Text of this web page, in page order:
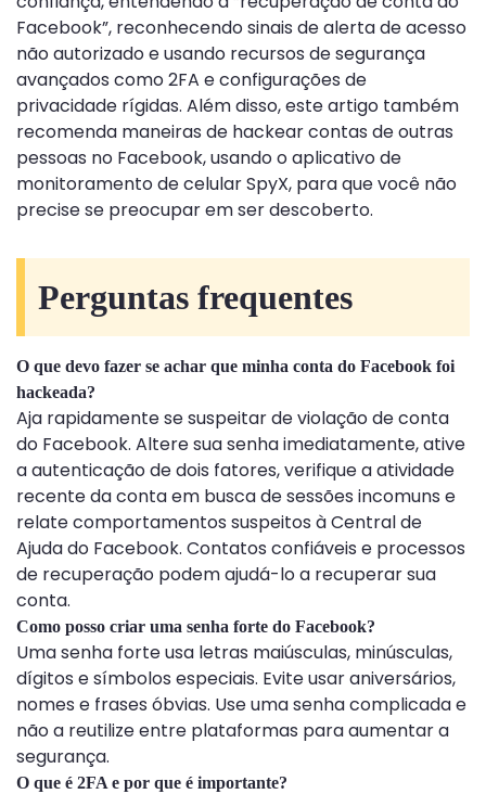
Facebook”, reconhecendo sinais de alerta de acesso
não autorizado e usando recursos de segurança
avançados como 2FA e configurações de
privacidade rígidas. Além disso, este artigo também
recomenda maneiras de hackear contas de outras
pessoas no Facebook, usando o aplicativo de
monitoramento de celular SpyX, para que você não
precise se preocupar em ser descoberto.
Perguntas frequentes
O que devo fazer se achar que minha conta do Facebook foi
hackeada?
Aja rapidamente se suspeitar de violação de conta
do Facebook. Altere sua senha imediatamente, ative
a autenticação de dois fatores, verifique a atividade
recente da conta em busca de sessões incomuns e
relate comportamentos suspeitos à Central de
Ajuda do Facebook. Contatos confiáveis ​​e processos
de recuperação podem ajudá-lo a recuperar sua
conta.
Como posso criar uma senha forte do Facebook?
Uma senha forte usa letras maiúsculas, minúsculas,
dígitos e símbolos especiais. Evite usar aniversários,
nomes e frases óbvias. Use uma senha complicada e
não a reutilize entre plataformas para aumentar a
segurança.
O que é 2FA e por que é importante?